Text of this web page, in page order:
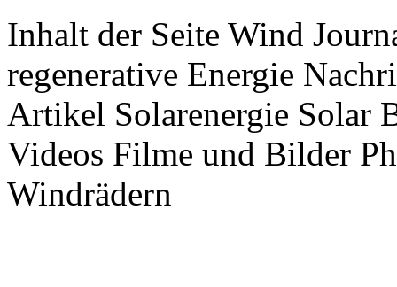
Inhalt der Seite Wind
regenerative Energie
Artikel Solarenergie Solar
Videos Filme und Bilder
Windrädern